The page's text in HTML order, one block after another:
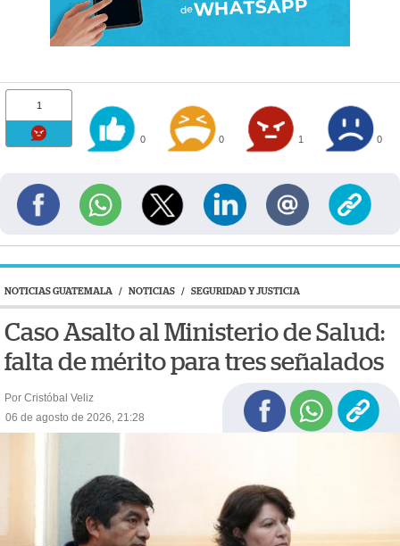
1
0 0 1 0
NOTICIAS GUATEMALA / NOTICIAS / SEGURIDAD Y JUSTICIA
Caso Asalto al Ministerio de Salud:
falta de mérito para tres señalados
Por Cristóbal Veliz
06 de agosto de 2026, 21:28